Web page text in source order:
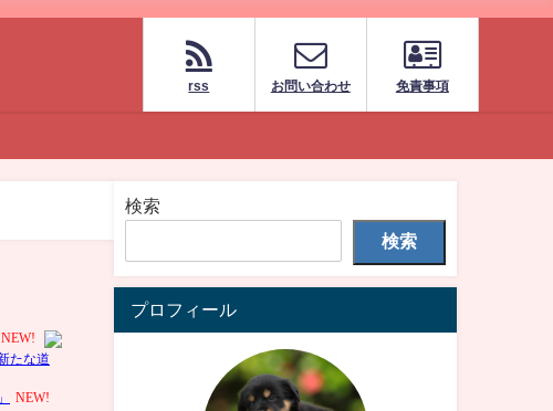
rss お問い合わせ 免責事項
検索
検索
プロフィール